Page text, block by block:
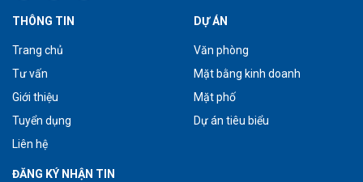
THÔNG TIN
Trang chủ
Tư vấn
Giới thiệu
Tuyển dụng
Liên hệ
DỰ ÁN
Văn phòng
Mặt bằng kinh doanh
Mặt phố
Dự án tiêu biểu
ĐĂNG KÝ NHẬN TIN